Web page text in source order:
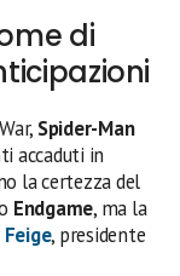
di
Spider-Man
accaduti in
la certezza del
Endgame, ma la
Feige, presidente